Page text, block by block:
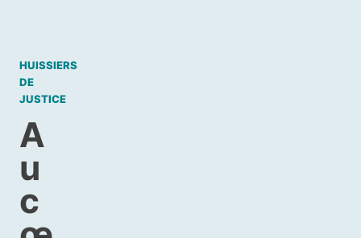
HUISSIERS
DE
JUSTICE
A
u
c